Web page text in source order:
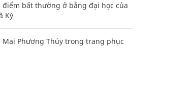
điểm bất thường ở bằng đại học của
Kỳ
Mai Phương Thúy trong trang phục